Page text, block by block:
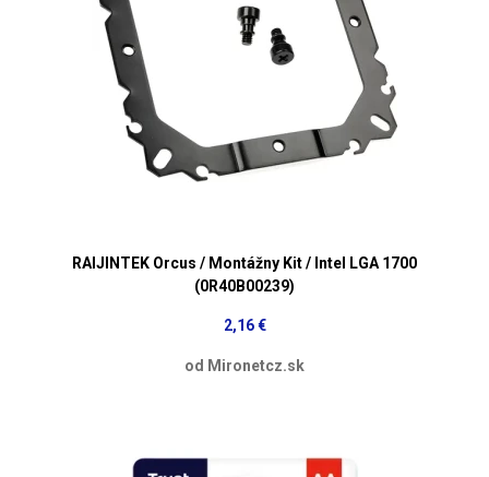
RAIJINTEK Orcus / Montážny Kit / Intel LGA 1700
(0R40B00239)
2,16 €
od Mironetcz.sk